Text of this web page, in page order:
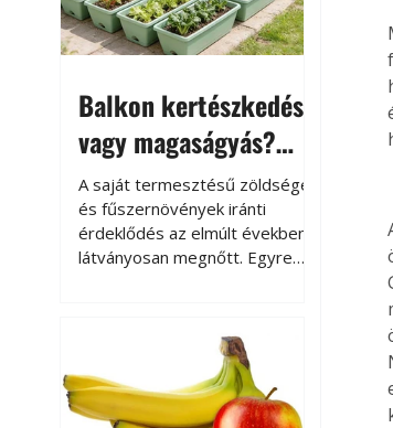
Balkon kertészkedés
vagy magaságyás?
Helytakarékos
kertészkedés
A saját termesztésű zöldségek
és fűszernövények iránti
érdeklődés az elmúlt években
látványosan megnőtt. Egyre
kertészkedés sokak számára
kikapcsolódást és feltöltődést
is jelent.